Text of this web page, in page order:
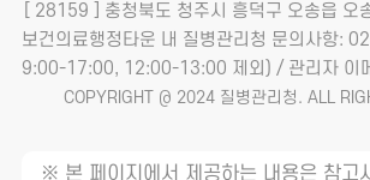
[ 28159 ] 충청북도 청주시 흥덕구 오송읍 오
보건의료행정타운 내 질병관리청 문의사항:
9:00-17:00, 12:00-13:00 제외) / 관리자 이
COPYRIGHT @ 2024 질병관리청. ALL
※ 본 페이지에서 제공하는 내용은 참고